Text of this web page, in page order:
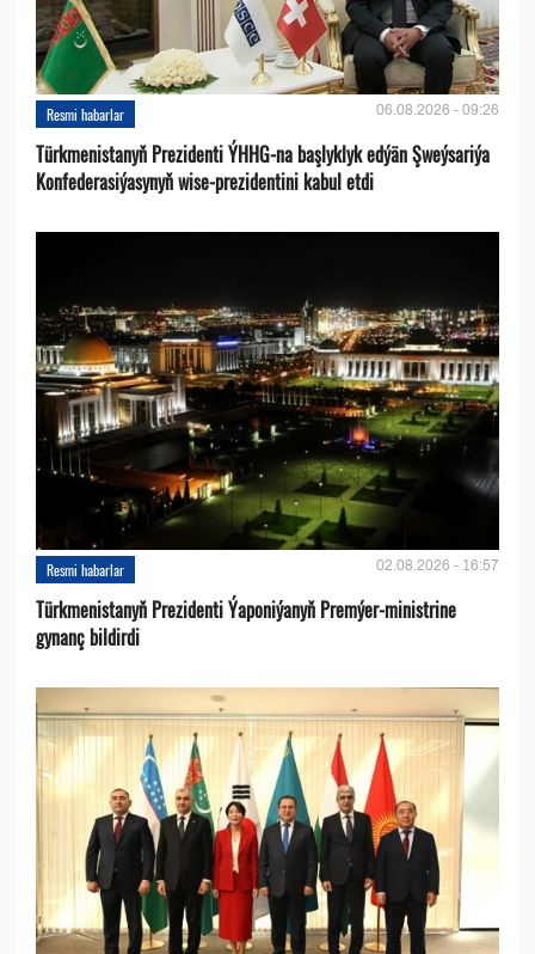
Resmi habarlar 06.08.2026 - 09:26
Türkmenistanyň Prezidenti ÝHHG-na başlyklyk edýän Şweýsariýa
Konfederasiýasynyň wise-prezidentini kabul etdi
Resmi habarlar 02.08.2026 - 16:57
Türkmenistanyň Prezidenti Ýaponiýanyň Premýer-ministrine
gynanç bildirdi